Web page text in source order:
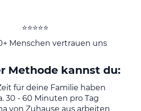
⭐️⭐️⭐️⭐️⭐️
Menschen vertrauen uns
Methode kannst du:
für deine Familie haben
30 - 60 Minuten pro Tag
von Zuhause aus arbeiten